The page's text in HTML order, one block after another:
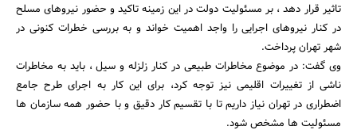
تاثیر قرار دهد ، بر مسئولیت دولت در این زمینه تاکید و حضور نیروهای مسلح
در کنار نیروهای اجرایی را واجد اهمیت خواند و به بررسی خطرات کنونی در
شهر تهران پرداخت.
وی گفت: در موضوع مخاطرات طبیعی در کنار زلزله و سیل ، باید به مخاطرات
ناشی از تغییرات اقلیمی نیز توجه کرد، برای این کار به اجرای طرح جامع
اضطراری در تهران نیاز داریم تا با تقسیم کار دقیق و با حضور همه سازمان ها
مسئولیت ها مشخص شود.